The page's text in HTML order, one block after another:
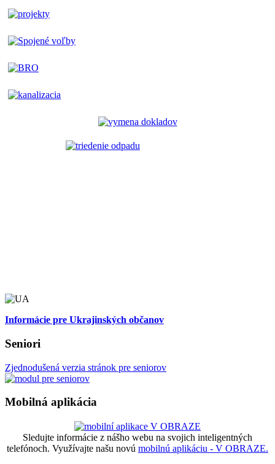
Informácie pre Ukrajinských občanov
Seniori
Zjednodušená verzia stránok pre seniorov
Mobilná aplikácia
Sledujte informácie z nášho webu na svojich inteligentných
telefónoch. Využívajte našu novú mobilnú aplikáciu - V OBRAZE.